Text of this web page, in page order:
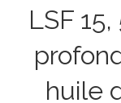
LSF
huile